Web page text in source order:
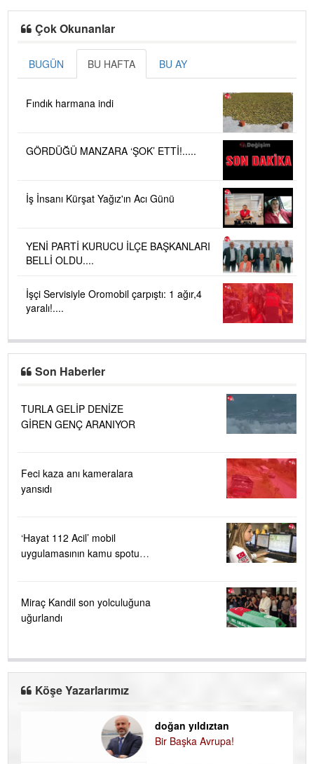
Çok Okunanlar
BUGÜN BU HAFTA BU AY
Fındık harmana indi
GÖRDÜĞÜ MANZARA ‘ŞOK’ ETTİ!.....
İş İnsanı Kürşat Yağız'ın Acı Günü
YENİ PARTİ KURUCU İLÇE BAŞKANLARI
BELLİ OLDU....
İşçi Servisiyle Oromobil çarpıştı: 1 ağır,4
yaralı!....
Son Haberler
TURLA GELİP DENİZE
GİREN GENÇ ARANIYOR
Feci kaza anı kameralara
yansıdı
‘Hayat 112 Acil’ mobil
uygulamasının kamu spotu
Miraç Kandil son yolculuğuna
uğurlandı
Köşe Yazarlarımız
doğan yıldıztan
Bir Başka Avrupa!